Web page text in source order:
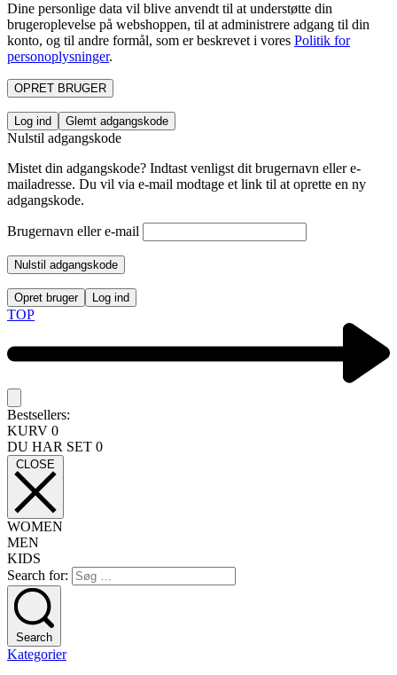
Dine personlige data vil blive anvendt til at understøtte din
brugeroplevelse på webshoppen, til at administrere adgang til din
konto, og til andre formål, som er beskrevet i vores Politik for
personoplysninger.
OPRET BRUGER
Log ind Glemt adgangskode
Nulstil adgangskode
Mistet din adgangskode? Indtast venligst dit brugernavn eller e-
mailadresse. Du vil via e-mail modtage et link til at oprette en ny
adgangskode.
Brugernavn eller e-mail
Nulstil adgangskode
Opret bruger Log ind
TOP
Bestsellers:
KURV 0
DU HAR SET 0
CLOSE
WOMEN
MEN
KIDS
Search for:
Search
Kategorier